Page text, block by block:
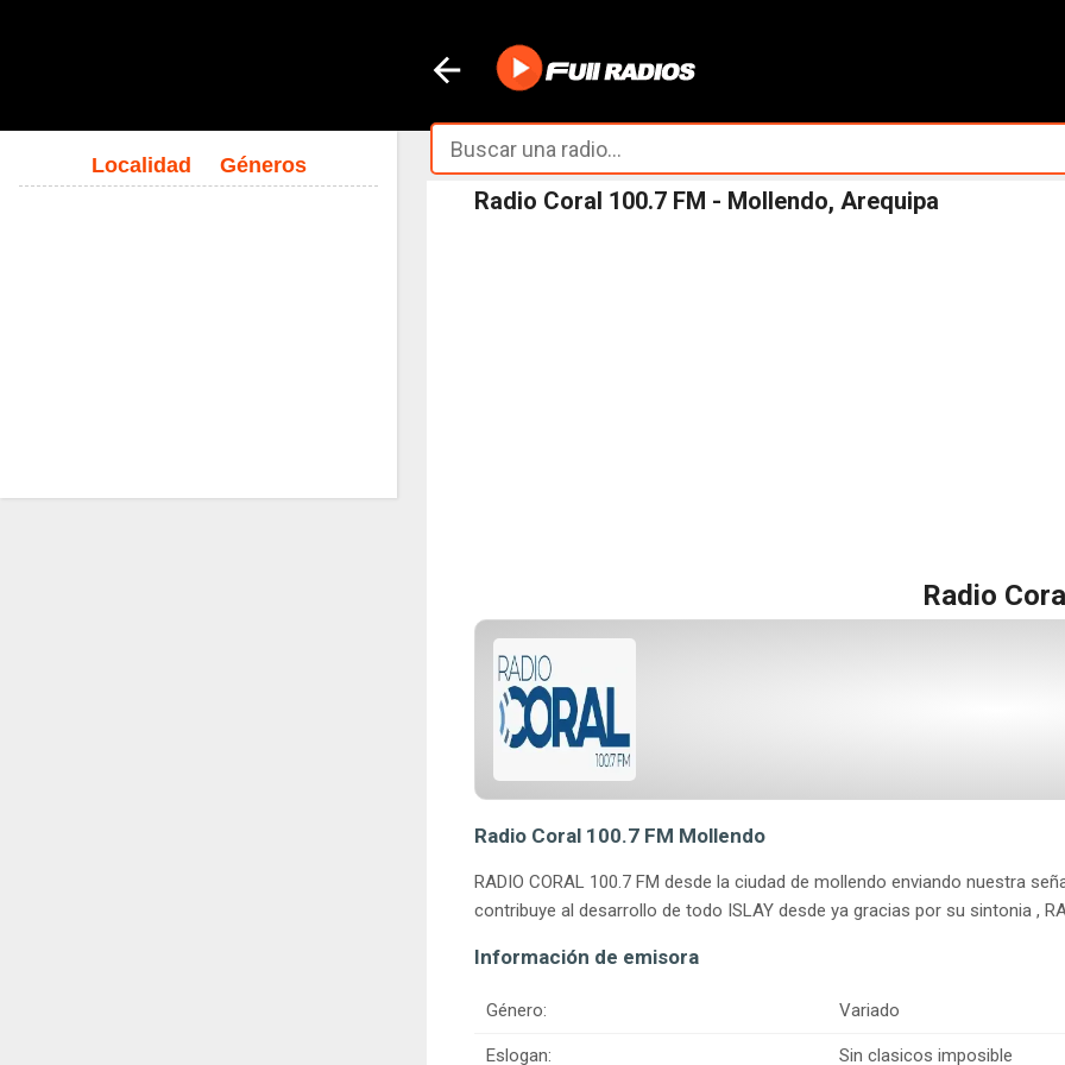
Radio Coral 100.7 FM - Mollendo, Arequipa
Radio Coral
Radio Coral 100.7 FM Mollendo
RADIO CORAL 100.7 FM desde la ciudad de mollendo enviando nuestra
contribuye al desarrollo de todo ISLAY desde ya gracias por su sintonia ,
Información de emisora
Género: Variado
Eslogan: Sin clasicos imposible
Localidad Géneros